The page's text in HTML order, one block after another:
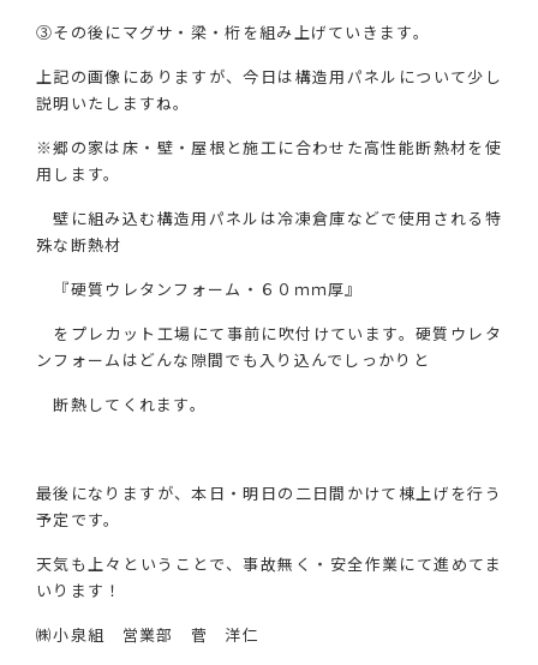
③その後にマグサ・梁・桁を組み上げていきます。
上記の画像にありますが、今日は構造用パネルについて少し
説明いたしますね。
※郷の家は床・壁・屋根と施工に合わせた高性能断熱材を使
用します。
壁に組み込む構造用パネルは冷凍倉庫などで使用される特
殊な断熱材
『硬質ウレタンフォーム・６０ｍｍ厚』
をプレカット工場にて事前に吹付けています。硬質ウレタ
ンフォームはどんな隙間でも入り込んでしっかりと
断熱してくれます。
最後になりますが、本日・明日の二日間かけて棟上げを行う
予定です。
天気も上々ということで、事故無く・安全作業にて進めてま
いります！
㈱小泉組 営業部 菅 洋仁